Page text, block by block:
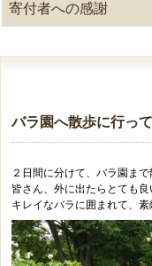
寄付者への感謝
バラ園へ散歩に行って
２日間に分けて、バラ園まで
皆さん、外に出たらとても良
キレイなバラに囲まれて、